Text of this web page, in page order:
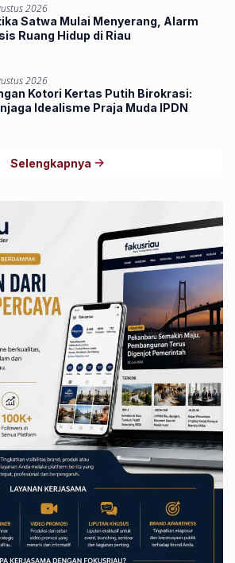
2026
Satwa Mulai Menyerang, Alarm
Ruang Hidup di Riau
2026
Kotori Kertas Putih Birokrasi:
Idealisme Praja Muda IPDN
Selengkapnya